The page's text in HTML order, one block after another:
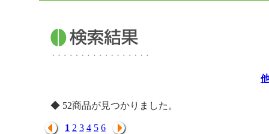
◆ 52商品が見つかりました。
1 2 3 4 5 6